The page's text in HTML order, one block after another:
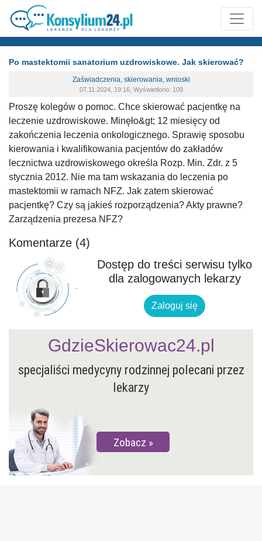
Po mastektomii sanatorium uzdrowiskowe. Jak skierować?
Zaświadczenia, skierowania, wnioski
07.11.2024, 19:16, Wyświetlono: 109
Proszę kolegów o pomoc. Chce skierować pacjentkę na
leczenie uzdrowiskowe. Minęło&gt; 12 miesięcy od
zakończenia leczenia onkologicznego. Sprawię sposobu
kierowania i kwalifikowania pacjentów do zakładów
lecznictwa uzdrowiskowego określa Rozp. Min. Zdr. z 5
stycznia 2012. Nie ma tam wskazania do leczenia po
mastektomii w ramach NFZ. Jak zatem skierować
pacjentkę? Czy są jakieś rozporządzenia? Akty prawne?
Zarządzenia prezesa NFZ?
Komentarze (4)
Dostęp do treści serwisu tylko
dla zalogowanych lekarzy
Zaloguj się
specjaliści medycyny rodzinnej polecani przez
lekarzy
Zobacz
GdzieSkierowac24.pl